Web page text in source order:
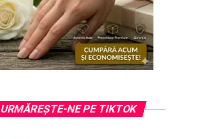
URMĂREȘTE-NE PE TIKTOK